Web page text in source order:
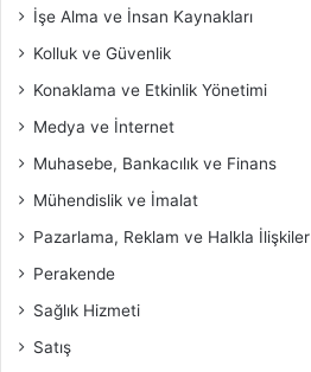
İşe Alma ve İnsan Kaynakları
Kolluk ve Güvenlik
Konaklama ve Etkinlik Yönetimi
Medya ve İnternet
Muhasebe, Bankacılık ve Finans
Mühendislik ve İmalat
Pazarlama, Reklam ve Halkla İlişkiler
Perakende
Sağlık Hizmeti
Satış